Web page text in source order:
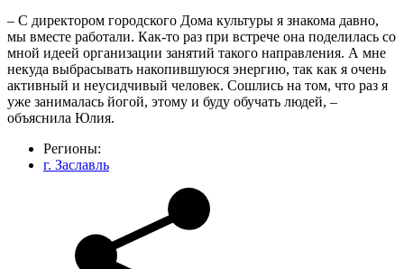
– С директором городского Дома культуры я знакома давно,
мы вместе работали. Как-то раз при встрече она поделилась со
мной идеей организации занятий такого направления. А мне
некуда выбрасывать накопившуюся энергию, так как я очень
активный и неусидчивый человек. Сошлись на том, что раз я
уже занималась йогой, этому и буду обучать людей, –
объяснила Юлия.
Регионы:
г. Заславль